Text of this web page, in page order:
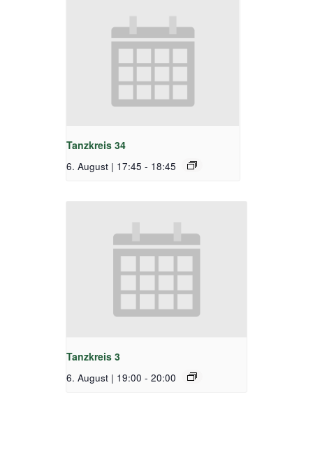
Tanzkreis 34
6. August | 17:45 - 18:45
Tanzkreis 3
6. August | 19:00 - 20:00